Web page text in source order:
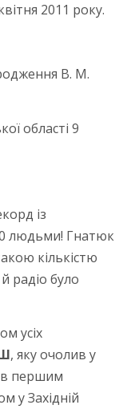
2011 року.
В. М.
області 9
із
людьми! Гнатюк
кількістю
радіо було
усіх
, яку очолив у
першим
у Західній